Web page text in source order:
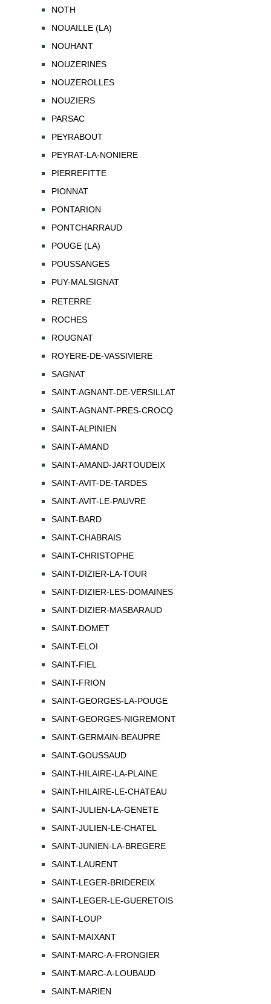
NOTH
NOUAILLE (LA)
NOUHANT
NOUZERINES
NOUZEROLLES
NOUZIERS
PARSAC
PEYRABOUT
PEYRAT-LA-NONIERE
PIERREFITTE
PIONNAT
PONTARION
PONTCHARRAUD
POUGE (LA)
POUSSANGES
PUY-MALSIGNAT
RETERRE
ROCHES
ROUGNAT
ROYERE-DE-VASSIVIERE
SAGNAT
SAINT-AGNANT-DE-VERSILLAT
SAINT-AGNANT-PRES-CROCQ
SAINT-ALPINIEN
SAINT-AMAND
SAINT-AMAND-JARTOUDEIX
SAINT-AVIT-DE-TARDES
SAINT-AVIT-LE-PAUVRE
SAINT-BARD
SAINT-CHABRAIS
SAINT-CHRISTOPHE
SAINT-DIZIER-LA-TOUR
SAINT-DIZIER-LES-DOMAINES
SAINT-DIZIER-MASBARAUD
SAINT-DOMET
SAINT-ELOI
SAINT-FIEL
SAINT-FRION
SAINT-GEORGES-LA-POUGE
SAINT-GEORGES-NIGREMONT
SAINT-GERMAIN-BEAUPRE
SAINT-GOUSSAUD
SAINT-HILAIRE-LA-PLAINE
SAINT-HILAIRE-LE-CHATEAU
SAINT-JULIEN-LA-GENETE
SAINT-JULIEN-LE-CHATEL
SAINT-JUNIEN-LA-BREGERE
SAINT-LAURENT
SAINT-LEGER-BRIDEREIX
SAINT-LEGER-LE-GUERETOIS
SAINT-LOUP
SAINT-MAIXANT
SAINT-MARC-A-FRONGIER
SAINT-MARC-A-LOUBAUD
SAINT-MARIEN